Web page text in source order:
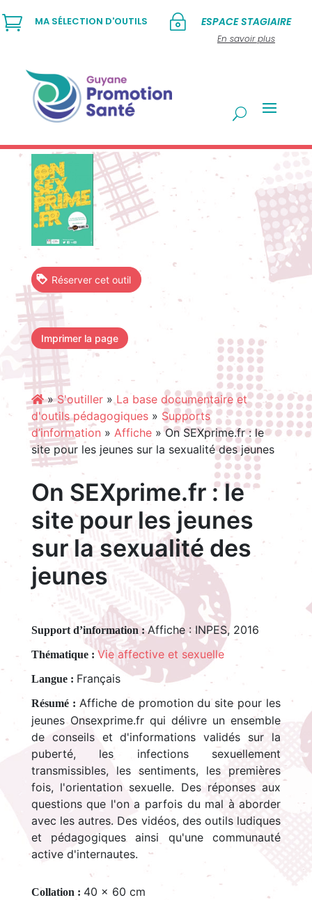
~ ESPACE STAGIAIRE
En savoir plus
 MA SÉLECTION D'OUTILS
Réserver cet outil
Imprimer la page
»S'outiller»La base documentaire et
d'outils pédagogiques» Supports
d’information » Affiche»On SEXprime.fr : le
site pour les jeunes sur la sexualité des jeunes
On SEXprime.fr : le
site pour les jeunes
sur la sexualité des
jeunes
Support d’information :Affiche : INPES, 2016
Thématique : Vie affective et sexuelle
Langue : Français
Résumé : Affiche de promotion du site pour les
jeunes Onsexprime.fr qui délivre un ensemble
de conseils et d'informations validés sur la
puberté, les infections sexuellement
transmissibles, les sentiments, les premières
fois, l'orientation sexuelle. Des réponses aux
questions que l'on a parfois du mal à aborder
avec les autres. Des vidéos, des outils ludiques
et pédagogiques ainsi qu'une communauté
active d'internautes.
Collation : 40 x 60 cm